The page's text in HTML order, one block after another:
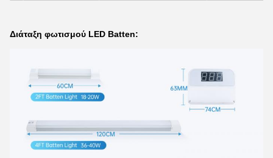
Διάταξη φωτισμού LED Batten: